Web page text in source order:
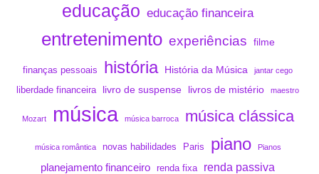
educação educação financeira
entretenimento experiências filme
finanças pessoais história História da Música jantar cego
liberdade financeira livro de suspense livros de mistério maestro
Mozart música música barroca música clássica
música romântica novas habilidades Paris piano Pianos
planejamento financeiro renda fixa renda passiva